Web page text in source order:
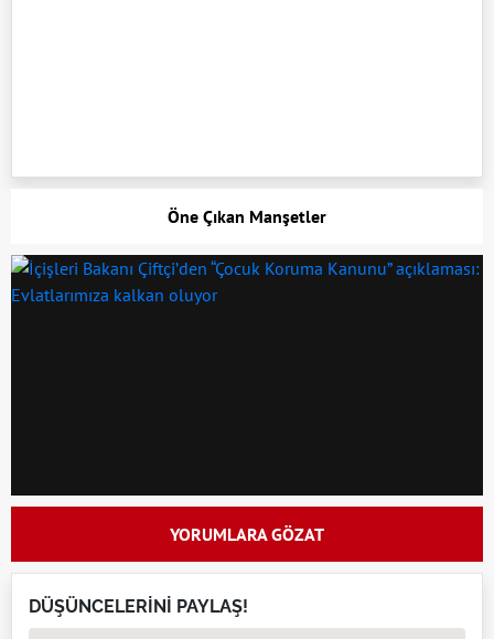
Öne Çıkan Manşetler
YORUMLARA GÖZAT
DÜŞÜNCELERİNİ PAYLAŞ!